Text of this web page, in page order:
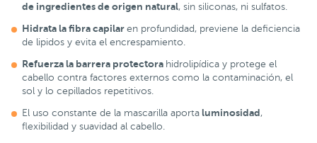
de ingredientes de origen natural, sin siliconas, ni sulfatos.
Hidrata la fibra capilar en profundidad, previene la deficiencia
de lipidos y evita el encrespamiento.
Refuerza la barrera protectora hidrolipídica y protege el
cabello contra factores externos como la contaminación, el
sol y lo cepillados repetitivos.
El uso constante de la mascarilla aporta luminosidad,
flexibilidad y suavidad al cabello.